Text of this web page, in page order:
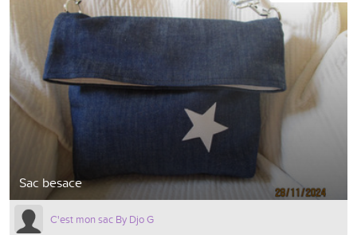
Sac besace
C'est mon sac By Djo G